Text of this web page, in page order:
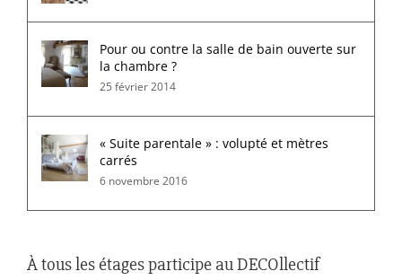
Pour ou contre la salle de bain ouverte sur
la chambre ?
25 février 2014
« Suite parentale » : volupté et mètres
carrés
6 novembre 2016
À tous les étages participe au DECOllectif